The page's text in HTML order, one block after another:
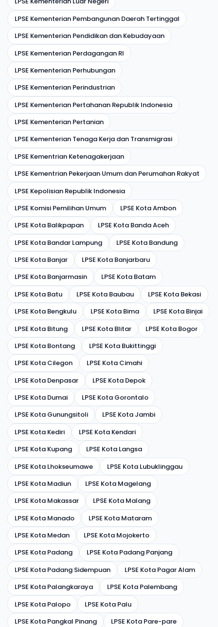
LPSE Kementerian Pembangunan Daerah Tertinggal
LPSE Kementerian Pendidikan dan Kebudayaan
LPSE Kementerian Perdagangan RI
LPSE Kementerian Perhubungan
LPSE Kementerian Perindustrian
LPSE Kementerian Pertahanan Republik Indonesia
LPSE Kementerian Pertanian
LPSE Kementerian Tenaga Kerja dan Transmigrasi
LPSE Kementrian Ketenagakerjaan
LPSE Kementrian Pekerjaan Umum dan Perumahan Rakyat
LPSE Kepolisian Republik Indonesia
LPSE Komisi Pemilihan Umum
LPSE Kota Ambon
LPSE Kota Balikpapan
LPSE Kota Banda Aceh
LPSE Kota Bandar Lampung
LPSE Kota Bandung
LPSE Kota Banjar
LPSE Kota Banjarbaru
LPSE Kota Banjarmasin
LPSE Kota Batam
LPSE Kota Batu
LPSE Kota Baubau
LPSE Kota Bekasi
LPSE Kota Bengkulu
LPSE Kota Bima
LPSE Kota Binjai
LPSE Kota Bitung
LPSE Kota Blitar
LPSE Kota Bogor
LPSE Kota Bontang
LPSE Kota Bukittinggi
LPSE Kota Cilegon
LPSE Kota Cimahi
LPSE Kota Denpasar
LPSE Kota Depok
LPSE Kota Dumai
LPSE Kota Gorontalo
LPSE Kota Gunungsitoli
LPSE Kota Jambi
LPSE Kota Kediri
LPSE Kota Kendari
LPSE Kota Kupang
LPSE Kota Langsa
LPSE Kota Lhokseumawe
LPSE Kota Lubuklinggau
LPSE Kota Madiun
LPSE Kota Magelang
LPSE Kota Makassar
LPSE Kota Malang
LPSE Kota Manado
LPSE Kota Mataram
LPSE Kota Medan
LPSE Kota Mojokerto
LPSE Kota Padang
LPSE Kota Padang Panjang
LPSE Kota Padang Sidempuan
LPSE Kota Pagar Alam
LPSE Kota Palangkaraya
LPSE Kota Palembang
LPSE Kota Palopo
LPSE Kota Palu
LPSE Kota Pangkal Pinang
LPSE Kota Pare-pare